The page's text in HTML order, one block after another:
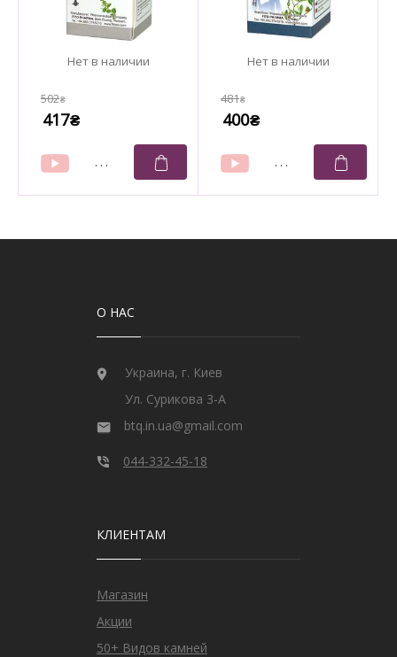
502₴
417₴
481₴
400₴
О НАС
Украина, г. Киев
Ул. Сурикова 3-А
btq.in.ua@gmail.com
044-332-45-18
КЛИЕНТАМ
Магазин
Акции
50+ Видов камней